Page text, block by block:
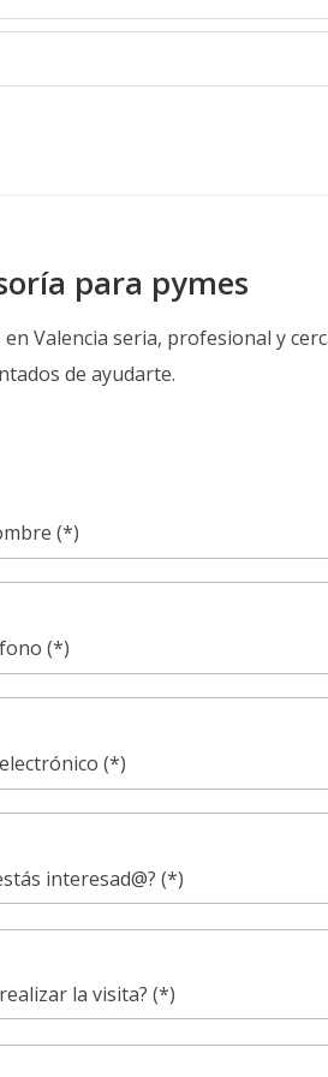
para pymes
Valencia seria, profesional y
de ayudarte.
(*)
(*)
(*)
interesad@? (*)
la visita? (*)